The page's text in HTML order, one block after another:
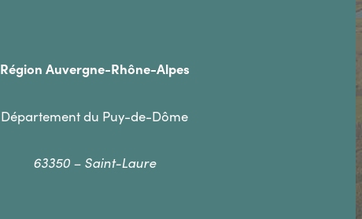
Région Auvergne-Rhône-Alpes
Département du Puy-de-Dôme
63350 – Saint-Laure